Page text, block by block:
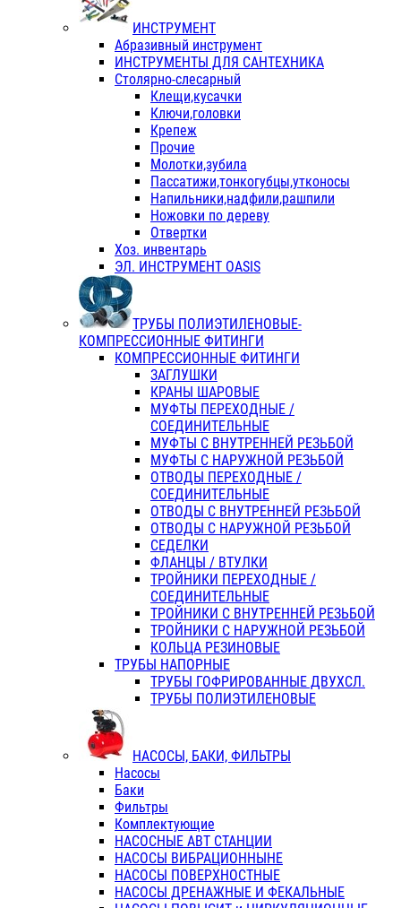
ИНСТРУМЕНТ
Абразивный инструмент
ИНСТРУМЕНТЫ ДЛЯ САНТЕХНИКА
Столярно-слесарный
Клещи,кусачки
Ключи,головки
Крепеж
Прочие
Молотки,зубила
Пассатижи,тонкогубцы,утконосы
Напильники,надфили,рашпили
Ножовки по дереву
Отвертки
Хоз. инвентарь
ЭЛ. ИНСТРУМЕНТ OASIS
ТРУБЫ ПОЛИЭТИЛЕНОВЫЕ-
КОМПРЕССИОННЫЕ ФИТИНГИ
КОМПРЕССИОННЫЕ ФИТИНГИ
ЗАГЛУШКИ
КРАНЫ ШАРОВЫЕ
МУФТЫ ПЕРЕХОДНЫЕ /
СОЕДИНИТЕЛЬНЫЕ
МУФТЫ С ВНУТРЕННЕЙ РЕЗЬБОЙ
МУФТЫ С НАРУЖНОЙ РЕЗЬБОЙ
ОТВОДЫ ПЕРЕХОДНЫЕ /
СОЕДИНИТЕЛЬНЫЕ
ОТВОДЫ С ВНУТРЕННЕЙ РЕЗЬБОЙ
ОТВОДЫ С НАРУЖНОЙ РЕЗЬБОЙ
СЕДЕЛКИ
ФЛАНЦЫ / ВТУЛКИ
ТРОЙНИКИ ПЕРЕХОДНЫЕ /
СОЕДИНИТЕЛЬНЫЕ
ТРОЙНИКИ С ВНУТРЕННЕЙ РЕЗЬБОЙ
ТРОЙНИКИ С НАРУЖНОЙ РЕЗЬБОЙ
КОЛЬЦА РЕЗИНОВЫЕ
ТРУБЫ НАПОРНЫЕ
ТРУБЫ ГОФРИРОВАННЫЕ ДВУХСЛ.
ТРУБЫ ПОЛИЭТИЛЕНОВЫЕ
НАСОСЫ, БАКИ, ФИЛЬТРЫ
Насосы
Баки
Фильтры
Комплектующие
НАСОСНЫЕ АВТ СТАНЦИИ
НАСОСЫ ВИБРАЦИОННЫНЕ
НАСОСЫ ПОВЕРХНОСТНЫЕ
НАСОСЫ ДРЕНАЖНЫЕ И ФЕКАЛЬНЫЕ